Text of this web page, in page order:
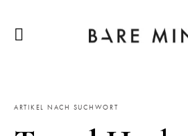
ARTIKEL NACH SUCHWORT